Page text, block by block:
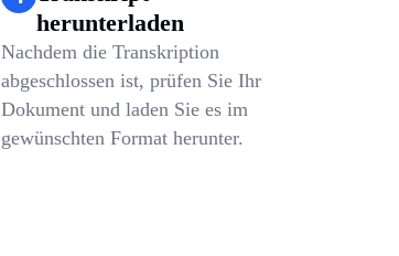
herunterladen
Nachdem die Transkription
abgeschlossen ist, prüfen Sie Ihr
Dokument und laden Sie es im
gewünschten Format herunter.